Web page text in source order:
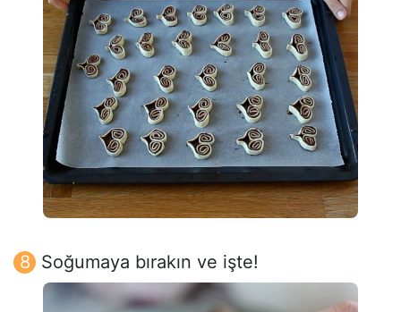
Soğumaya bırakın ve işte!